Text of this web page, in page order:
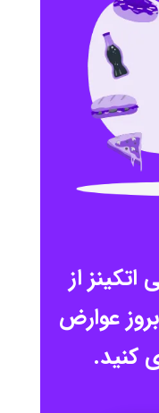
اتکینز از
عوارض
کنید.